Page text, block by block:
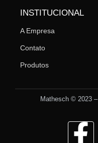
INSTITUCIONAL
A Empresa
Contato
Produtos
Mathesch © 2023